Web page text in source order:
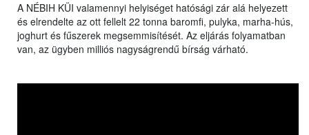
A NÉBIH KÜI valamennyi helyiséget hatósági zár alá helyezett
és elrendelte az ott fellelt 22 tonna baromfi, pulyka, marha-hús,
joghurt és fűszerek megsemmisítését. Az eljárás folyamatban
van, az ügyben milliós nagyságrendű bírság várható.